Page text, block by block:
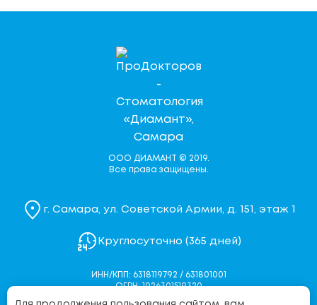
ООО ДИАМАНТ © 2019.
Все права защищены.
г. Самара, ул. Советской Армии, д. 151, этаж 1
Круглосуточно (365 дней)
ИНН/КПП: 6318119792 / 631801001
ОГРН: 1026301519320